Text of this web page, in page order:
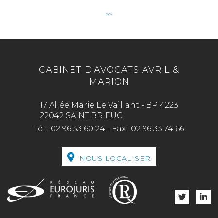
>>
CABINET D'AVOCATS AVRIL &
MARION
17 Allée Marie Le Vaillant - BP 4223
22042 SAINT BRIEUC
Tél : 02 96 33 60 24 - Fax : 02 96 33 74 66
NOUS LOCALISER